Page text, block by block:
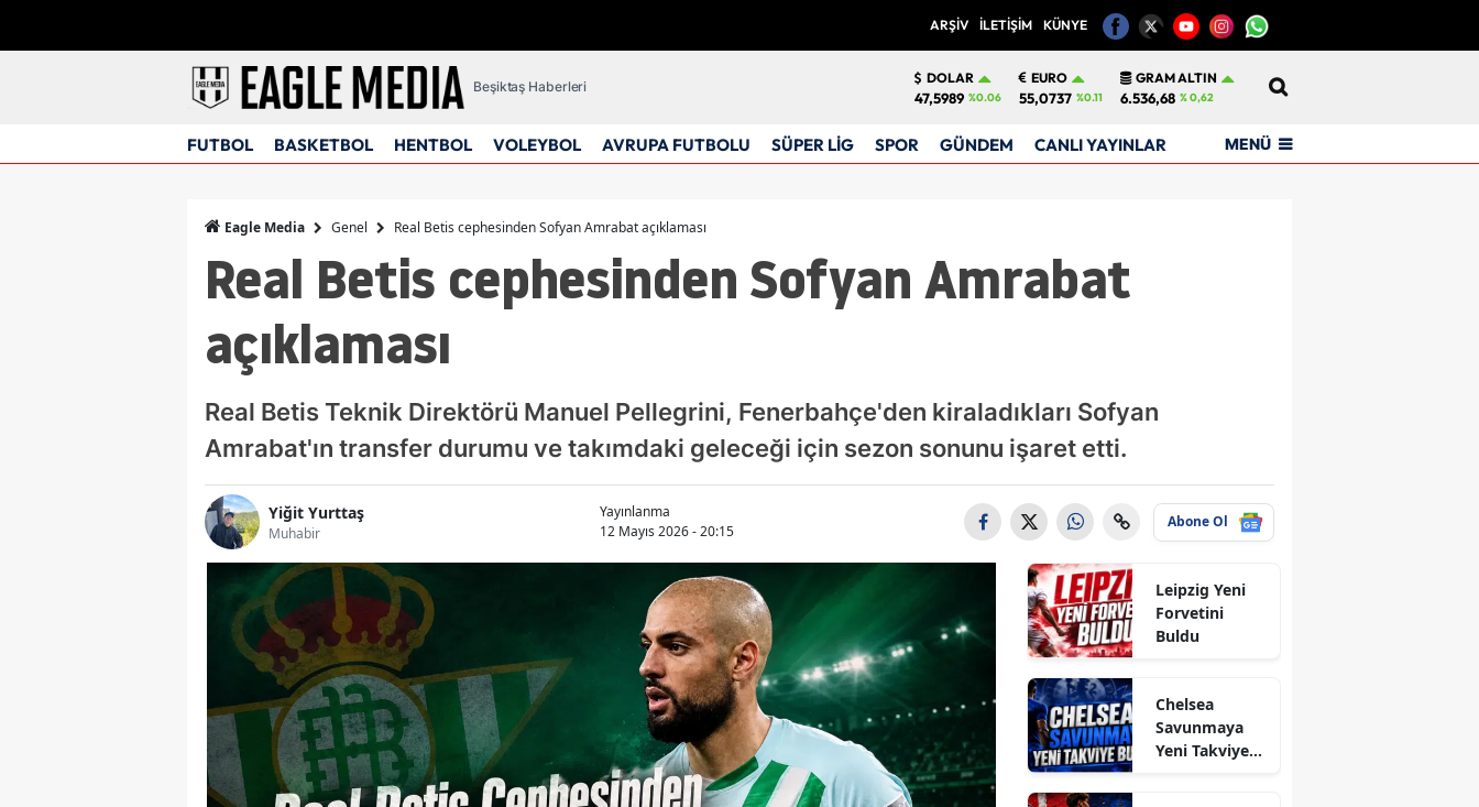
ARŞİV İLETİŞİM KÜNYE
Beşiktaş Haberleri
DOLAR
47,5989 %0.06
EURO
55,0737 %0.11
GRAM ALTIN
6.536,68 % 0,62
FUTBOL BASKETBOL HENTBOL VOLEYBOL AVRUPA FUTBOLU SÜPER LİG SPOR GÜNDEM CANLI YAYINLAR MENÜ
Eagle Media Genel Real Betis cephesinden Sofyan Amrabat açıklaması
Real Betis cephesinden Sofyan Amrabat
açıklaması
Real Betis Teknik Direktörü Manuel Pellegrini, Fenerbahçe'den kiraladıkları Sofyan
Amrabat'ın transfer durumu ve takımdaki geleceği için sezon sonunu işaret etti.
Yiğit Yurttaş
Muhabir
Yayınlanma
12 Mayıs 2026 - 20:15
Abone Ol
Leipzig Yeni
Forvetini
Buldu
Chelsea
Savunmaya
Yeni Takviye